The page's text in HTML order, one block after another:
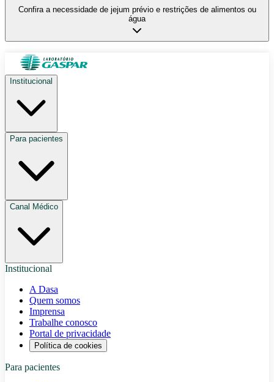
Confira a necessidade de jejum prévio e restrições de alimentos ou
água
Institucional
Para pacientes
Canal Médico
Institucional
A Dasa
Quem somos
Imprensa
Trabalhe conosco
Portal de privacidade
Política de cookies
Para pacientes